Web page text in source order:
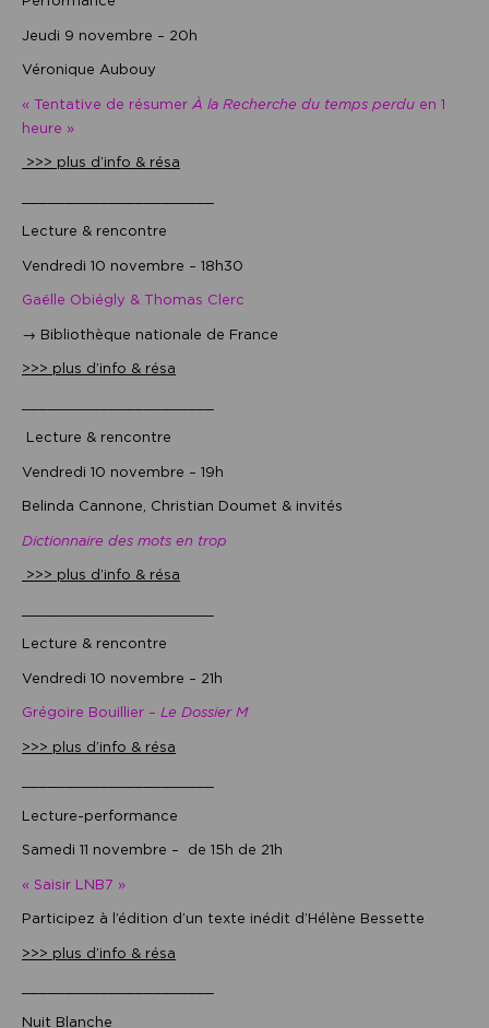
Jeudi 9 novembre – 20h
Véronique Aubouy
« Tentative de résumer À la Recherche du temps perdu en 1
heure »
>>> plus d’info & résa
Lecture & rencontre
Vendredi 10 novembre – 18h30
Gaëlle Obiégly & Thomas Clerc
→ Bibliothèque nationale de France
>>> plus d’info & résa
Lecture & rencontre
Vendredi 10 novembre – 19h
Belinda Cannone, Christian Doumet & invités
Dictionnaire des mots en trop
>>> plus d’info & résa
Lecture & rencontre
Vendredi 10 novembre – 21h
Grégoire Bouillier – Le Dossier M
>>> plus d’info & résa
Lecture-performance
Samedi 11 novembre – de 15h de 21h
« Saisir LNB7 »
Participez à l’édition d’un texte inédit d’Hélène Bessette
>>> plus d’info & résa
Nuit Blanche